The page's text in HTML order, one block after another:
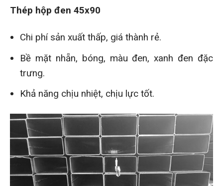
Thép hộp đen 45x90
Chi phí sản xuất thấp, giá thành rẻ.
Bề mặt nhẵn, bóng, màu đen, xanh đen đặc
trưng.
Khả năng chịu nhiệt, chịu lực tốt.